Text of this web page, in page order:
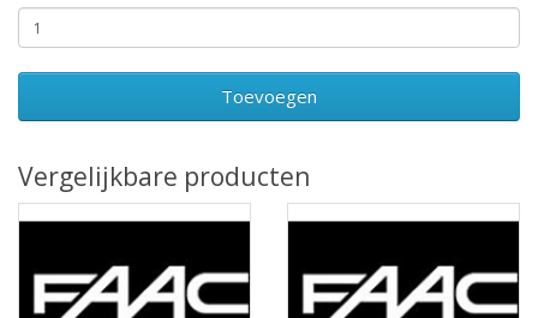
Toevoegen
Vergelijkbare producten